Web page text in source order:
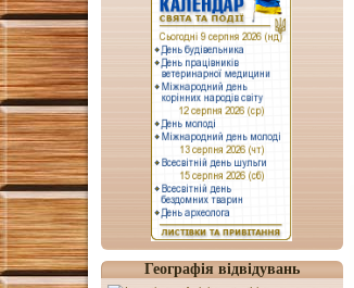
Географія відвідувань